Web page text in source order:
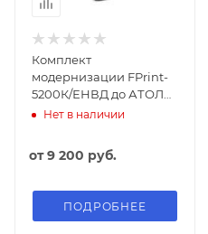
Комплект
модернизации FPrint-
5200К/ЕНВД до АТОЛ
52ФНет в наличии
от9 200 руб.
ПОДРОБНЕЕ